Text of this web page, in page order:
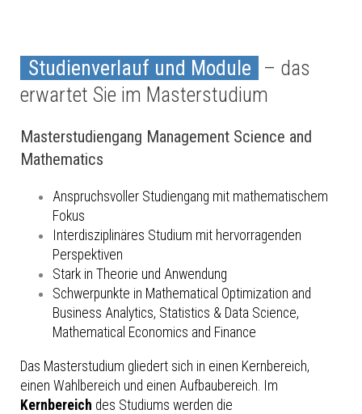
Studienverlauf und Module – das
erwartet Sie im Masterstudium
Masterstudiengang Management Science and
Mathematics
Anspruchsvoller Studiengang mit mathematischem
Fokus
Interdisziplinäres Studium mit hervorragenden
Perspektiven
Stark in Theorie und Anwendung
Schwerpunkte in Mathematical Optimization and
Business Analytics, Statistics & Data Science,
Mathematical Economics and Finance
Das Masterstudium gliedert sich in einen Kernbereich,
einen Wahlbereich und einen Aufbaubereich. Im
Kernbereich des Studiums werden die